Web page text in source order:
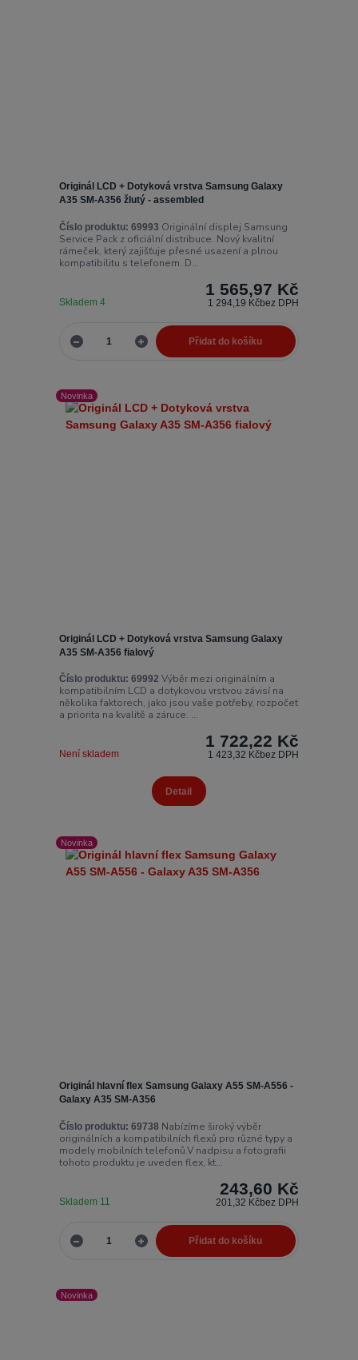
Originál LCD + Dotyková vrstva Samsung Galaxy
A35 SM-A356 žlutý - assembled
Číslo produktu: 69993 Originální displej Samsung
Service Pack z oficiální distribuce. Nový kvalitní
rámeček, který zajišťuje přesné usazení a plnou
kompatibilitu s telefonem. D...
1 565,97 Kč
1 294,19 Kčbez DPH
Skladem 4
Přidat do košíku
Novinka
Originál LCD + Dotyková vrstva Samsung Galaxy
A35 SM-A356 fialový
Číslo produktu: 69992 Výběr mezi originálním a
kompatibilním LCD a dotykovou vrstvou závisí na
několika faktorech, jako jsou vaše potřeby, rozpočet
a priorita na kvalitě a záruce. ...
1 722,22 Kč
1 423,32 Kčbez DPH
Není skladem
Detail
Novinka
Originál hlavní flex Samsung Galaxy A55 SM-A556 -
Galaxy A35 SM-A356
Číslo produktu: 69738 Nabízíme široký výběr
originálních a kompatibilních flexů pro různé typy a
modely mobilních telefonů.V nadpisu a fotografii
tohoto produktu je uveden flex, kt...
243,60 Kč
201,32 Kčbez DPH
Skladem 11
Přidat do košíku
Novinka